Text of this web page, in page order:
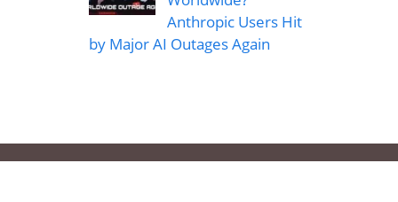
Anthropic Users Hit
by Major AI Outages Again